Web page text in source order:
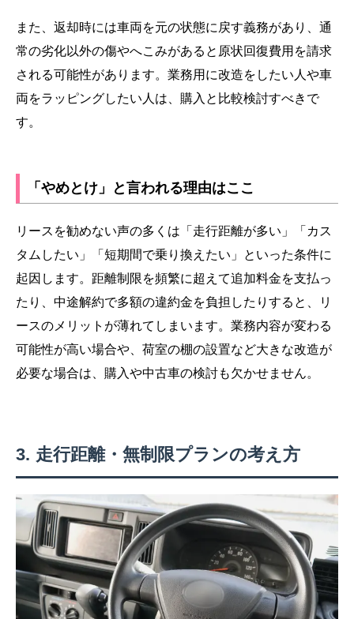
また、返却時には車両を元の状態に戻す義務があり、通
常の劣化以外の傷やへこみがあると原状回復費用を請求
される可能性があります。業務用に改造をしたい人や車
両をラッピングしたい人は、購入と比較検討すべきで
す。
「やめとけ」と言われる理由はここ
リースを勧めない声の多くは「走行距離が多い」「カス
タムしたい」「短期間で乗り換えたい」といった条件に
起因します。距離制限を頻繁に超えて追加料金を支払っ
たり、中途解約で多額の違約金を負担したりすると、リ
ースのメリットが薄れてしまいます。業務内容が変わる
可能性が高い場合や、荷室の棚の設置など大きな改造が
必要な場合は、購入や中古車の検討も欠かせません。
走行距離・無制限プランの考え方